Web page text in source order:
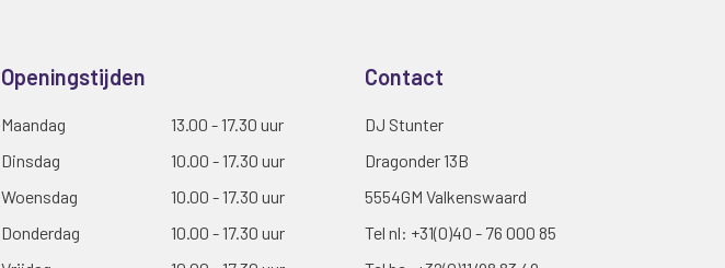
Openingstijden
Maandag
13.00 - 17.30 uur
Dinsdag
10.00 - 17.30 uur
Woensdag
10.00 - 17.30 uur
Donderdag
10.00 - 17.30 uur
Contact
DJ Stunter
Dragonder 13B
5554GM Valkenswaard
Tel nl: +31(0)40 - 76 000 85